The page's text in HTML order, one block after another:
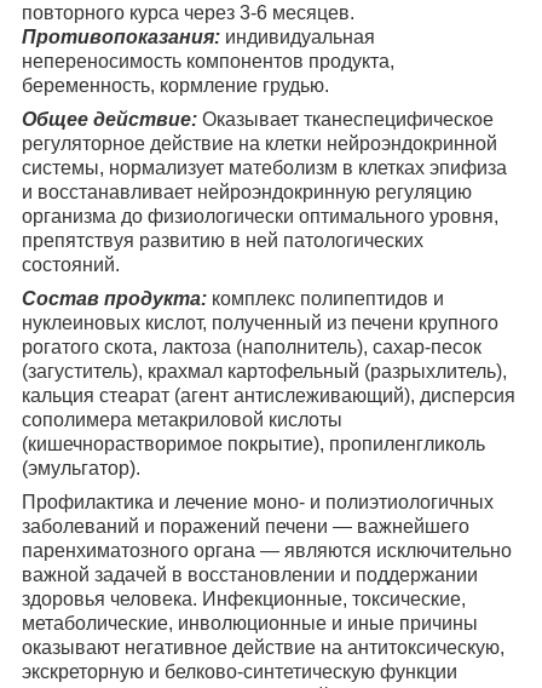
повторного курса через 3-6 месяцев.
Противопоказания: индивидуальная
непереносимость компонентов продукта,
беременность, кормление грудью.
Общее действие: Оказывает тканеспецифическое
регуляторное действие на клетки нейроэндокринной
системы, нормализует матеболизм в клетках эпифиза
и восстанавливает нейроэндокринную регуляцию
организма до физиологически оптимального уровня,
препятствуя развитию в ней патологических
состояний.
Состав продукта: комплекс полипептидов и
нуклеиновых кислот, полученный из печени крупного
рогатого скота, лактоза (наполнитель), сахар-песок
(загуститель), крахмал картофельный (разрыхлитель),
кальция стеарат (агент антислеживающий), дисперсия
сополимера метакриловой кислоты
(кишечнорастворимое покрытие), пропиленгликоль
(эмульгатор).
Профилактика и лечение моно- и полиэтиологичных
заболеваний и поражений печени — важнейшего
паренхиматозного органа — являются исключительно
важной задачей в восстановлении и поддержании
здоровья человека. Инфекционные, токсические,
метаболические, инволюционные и иные причины
оказывают негативное действие на антитоксическую,
экскреторную и белково-синтетическую функции